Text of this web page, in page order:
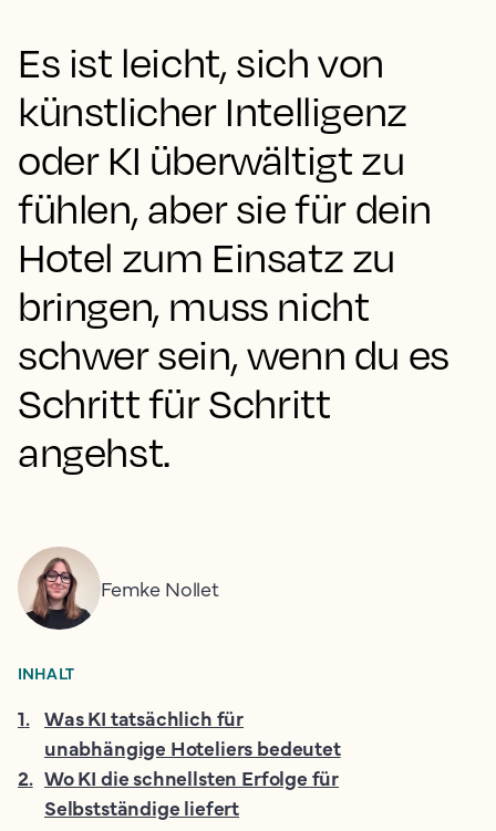
Es ist leicht, sich von
künstlicher Intelligenz
oder KI überwältigt zu
fühlen, aber sie für dein
Hotel zum Einsatz zu
bringen, muss nicht
schwer sein, wenn du es
Schritt für Schritt
angehst.
Femke Nollet
INHALT
1. Was KI tatsächlich für
unabhängige Hoteliers bedeutet
2. Wo KI die schnellsten Erfolge für
Selbstständige liefert